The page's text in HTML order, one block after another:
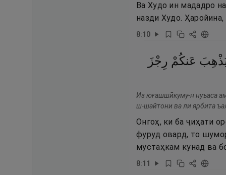
Ва Худо ин мададро
назди Худо. Ҳаройина,
8:10
عَنكُمْ رِجْزَ
Из юғашшӣкуму-н нуъаса
ш-шайтони ва ли ярбита
Онгоҳ, ки ба ҷиҳати
фуруд овард, то
мустаҳкам кунад ва
8:11